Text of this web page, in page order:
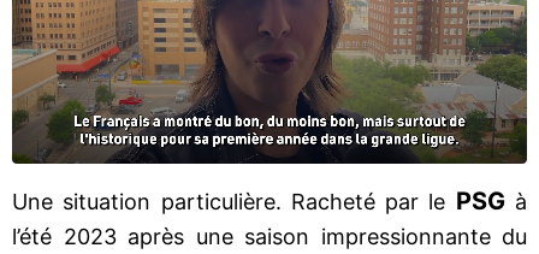
Une situation particulière. Racheté par le PSG à
l’été 2023 après une saison impressionnante du